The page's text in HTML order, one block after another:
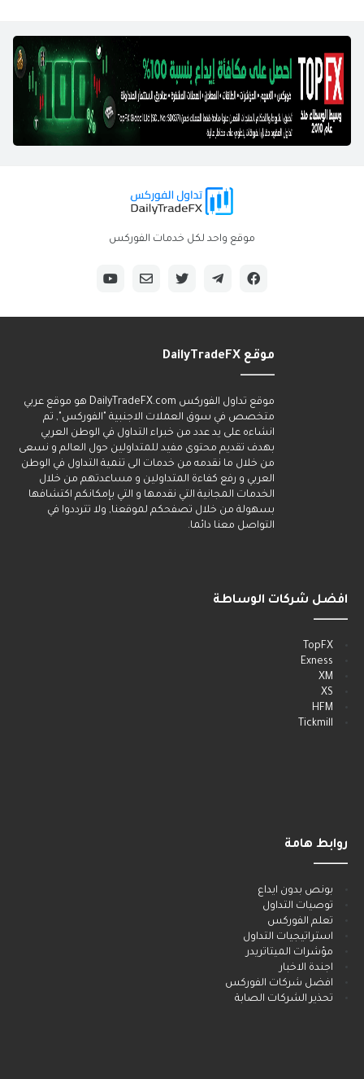
موقع واحد لكل خدمات الفوركس
موقع DailyTradeFX
______
موقع تداول الفوركس DailyTradeFX.com هو موقع عربي
متخصص في سوق العملات الاجنبية "الفوركس", تم
انشاءه على يد عدد من خبراء التداول في الوطن العربي
بهدف تقديم محتوى مفيد للمتداولين حول العالم و نسعى
من خلال ما نقدمه من خدمات الى تنمية التداول في الوطن
العربي و رفع كفاءة المتداولين و مساعدتهم من خلال
الخدمات المجانية التي نقدمها و التي بإمكانكم اكتشافها
بسهولة من خلال تصفحكم لموقعنا, ولا تترددوا في
التواصل معنا دائما.
افضل شركات الوساطة
______
TopFX
Exness
XM
XS
HFM
Tickmill
روابط هامة
______
بونص بدون ايداع
توصيات التداول
تعلم الفوركس
استراتيجيات التداول
مؤشرات الميتاتريدر
اجندة الاخبار
افضل شركات الفوركس
تحذير الشركات الصابة